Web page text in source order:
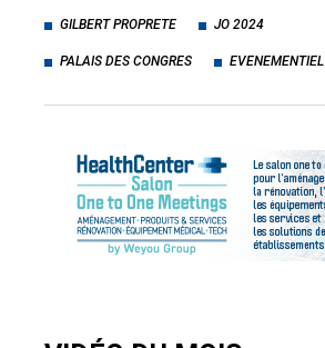
GILBERT PROPRETE JO 2024
PALAIS DES CONGRES EVENEMENTIEL